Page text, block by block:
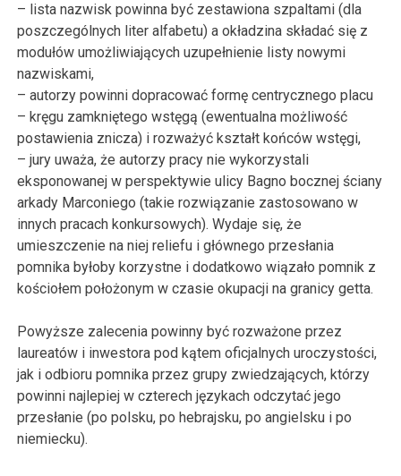
– lista nazwisk powinna być zestawiona szpaltami (dla
poszczególnych liter alfabetu) a okładzina składać się z
modułów umożliwiających uzupełnienie listy nowymi
nazwiskami,
– autorzy powinni dopracować formę centrycznego placu
– kręgu zamkniętego wstęgą (ewentualna możliwość
postawienia znicza) i rozważyć kształt końców wstęgi,
– jury uważa, że autorzy pracy nie wykorzystali
eksponowanej w perspektywie ulicy Bagno bocznej ściany
arkady Marconiego (takie rozwiązanie zastosowano w
innych pracach konkursowych). Wydaje się, że
umieszczenie na niej reliefu i głównego przesłania
pomnika byłoby korzystne i dodatkowo wiązało pomnik z
kościołem położonym w czasie okupacji na granicy getta.
Powyższe zalecenia powinny być rozważone przez
laureatów i inwestora pod kątem oficjalnych uroczystości,
jak i odbioru pomnika przez grupy zwiedzających, którzy
powinni najlepiej w czterech językach odczytać jego
przesłanie (po polsku, po hebrajsku, po angielsku i po
niemiecku).